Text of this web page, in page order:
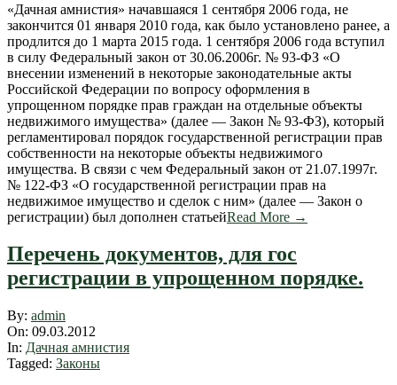
«Дачная амнистия» начавшаяся 1 сентября 2006 года, не
закончится 01 января 2010 года, как было установлено ранее, а
продлится до 1 марта 2015 года. 1 сентября 2006 года вступил
в силу Федеральный закон от 30.06.2006г. № 93-ФЗ «О
внесении изменений в некоторые законодательные акты
Российской Федерации по вопросу оформления в
упрощенном порядке прав граждан на отдельные объекты
недвижимого имущества» (далее — Закон № 93-ФЗ), который
регламентировал порядок государственной регистрации прав
собственности на некоторые объекты недвижимого
имущества. В связи с чем Федеральный закон от 21.07.1997г.
№ 122-ФЗ «О государственной регистрации прав на
недвижимое имущество и сделок с ним» (далее — Закон о
регистрации) был дополнен статьейRead More →
Перечень документов, для гос
регистрации в упрощенном порядке.
2012-
03-
09
By: admin
On: 09.03.2012
In: Дачная амнистия
Tagged: Законы